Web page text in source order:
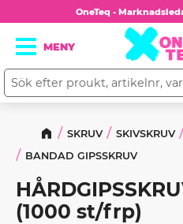
Meny
OneTeq -
SKRUV SKIVSKRUV
BANDAD GIPSSKRUV
(1000 st/frp)